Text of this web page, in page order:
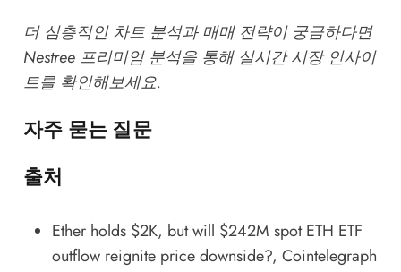
더 심층적인 차트 분석과 매매 전략이 궁금하다면
Nestree 프리미엄 분석을 통해 실시간 시장 인사이
트를 확인해보세요.
자주 묻는 질문
출처
Ether holds $2K, but will $242M spot ETH ETF
outflow reignite price downside?, Cointelegraph